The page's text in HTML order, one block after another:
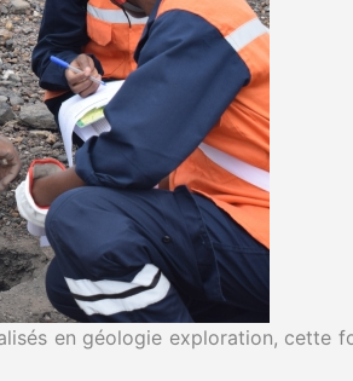
en géologie exploration,